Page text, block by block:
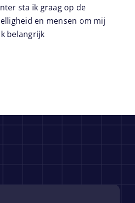
sta ik graag op de
en mensen om mij
belangrijk